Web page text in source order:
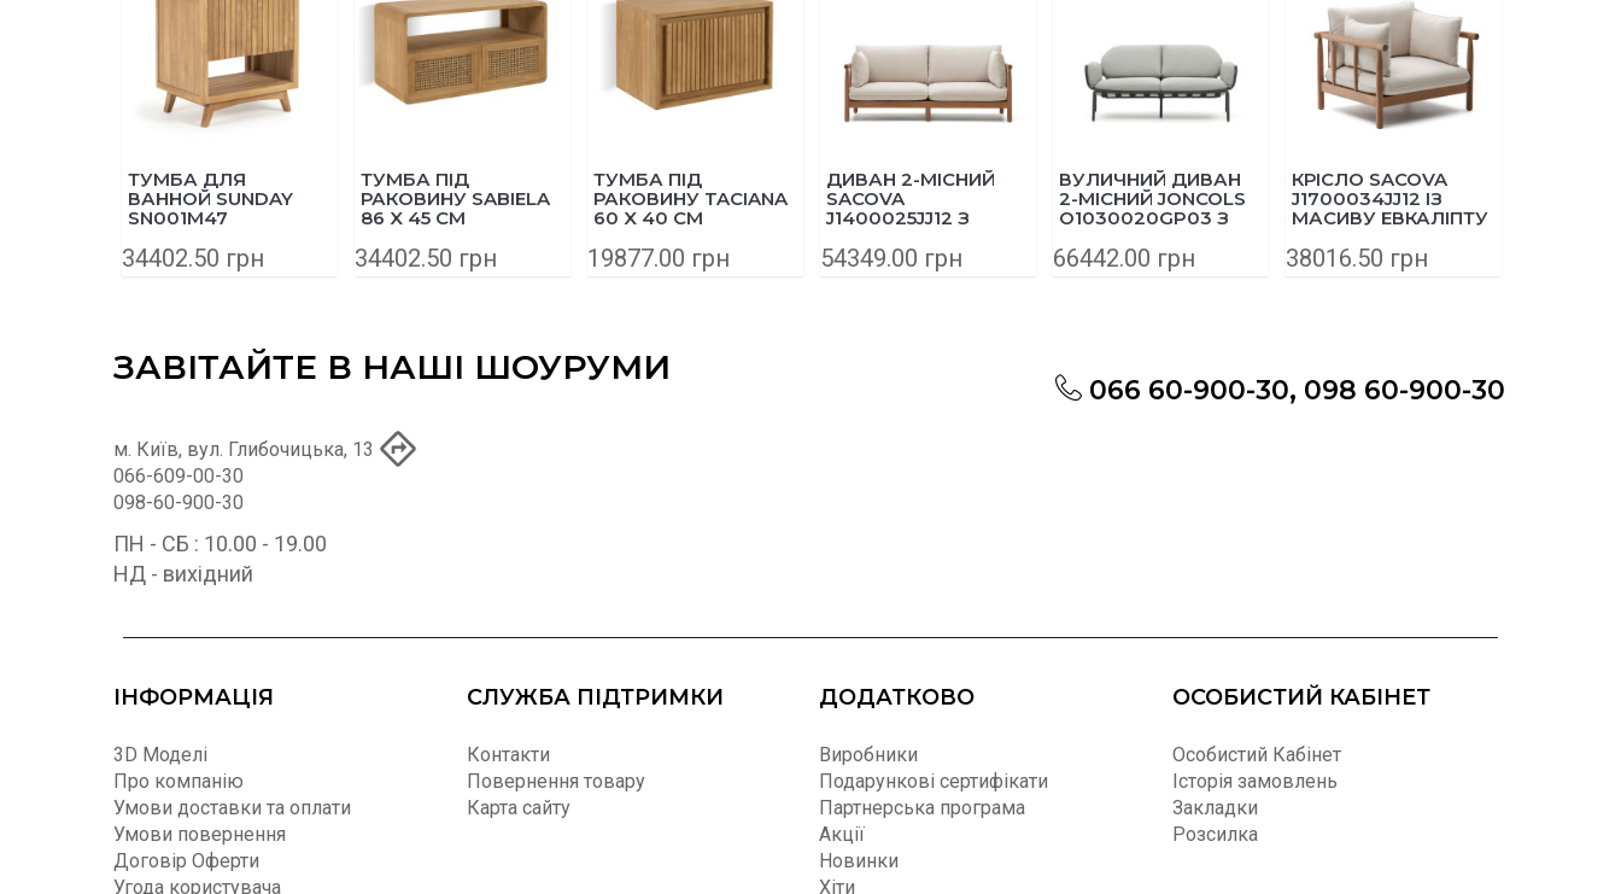
ТУМБА ДЛЯ
ВАННОЙ SUNDAY
SN001M47
34402.50 грн
ТУМБА ПІД
РАКОВИНУ SABIELA
86 X 45 СМ
34402.50 грн
ТУМБА ПІД
РАКОВИНУ TACIANA
60 X 40 СМ
19877.00 грн
ДИВАН 2-МІСНИЙ
SACOVA
J1400025JJ12 З
195 СМ
54349.00 грн
ВУЛИЧНИЙ ДИВАН
2-МІСНИЙ JONCOLS
O1030020GP03 З
СІРИЙ
66442.00 грн
КРІСЛО SACOVA
J1700034JJ12 ІЗ
МАСИВУ ЕВКАЛІПТУ
38016.50 грн
ЗАВІТАЙТЕ В НАШІ ШОУРУМИ
м. Київ, вул. Глибочицька, 13
066-609-00-30
098-60-900-30
ПН - СБ : 10.00 - 19.00
НД - вихідний
066 60-900-30, 098 60-900-30
ІНФОРМАЦІЯ
3D Моделі
Про компанію
Умови доставки та оплати
Умови повернення
Договір Оферти
Угода користувача
СЛУЖБА ПІДТРИМКИ
Контакти
Повернення товару
Карта сайту
ДОДАТКОВО
Виробники
Подарункові сертифікати
Партнерська програма
Акції
Новинки
Хіти
ОСОБИСТИЙ КАБІНЕТ
Особистий Кабінет
Історія замовлень
Закладки
Розсилка